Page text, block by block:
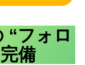
“フォロ
備